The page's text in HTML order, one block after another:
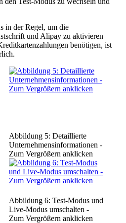
in der Regel, um die
und Alipay zu aktivieren
benötigen, ist
Abbildung 5: Detaillierte
Unternehmensinformationen -
Zum Vergrößern anklicken
Abbildung 6: Test-Modus und
Live-Modus umschalten -
Zum Vergrößern anklicken